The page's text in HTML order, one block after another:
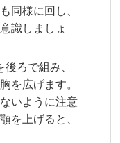
同様に回し、
識しましょ
後ろで組み、
を広げます。
いように注意
を上げると、